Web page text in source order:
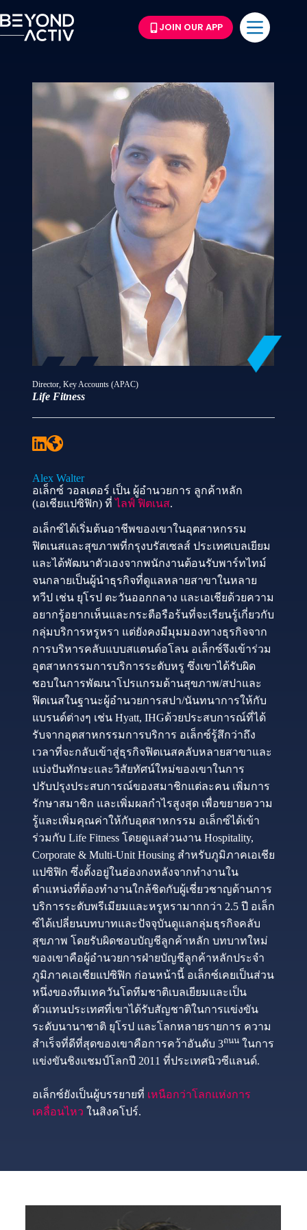
JOIN OUR APP
Director, Key Accounts (APAC)
Life Fitness
Alex Walter
อเล็กซ์ วอลเตอร์ เป็น ผู้อำนวยการ ลูกค้าหลัก
(เอเชียแปซิฟิก) ที่ไลฟ์ ฟิตเนส.
อเล็กซ์ได้เริ่มต้นอาชีพของเขาในอุตสาหกรรม
ฟิตเนสและสุขภาพที่กรุงบรัสเซลส์ ประเทศเบลเยียม
และได้พัฒนาตัวเองจากพนักงานต้อนรับพาร์ทไทม์
จนกลายเป็นผู้นำธุรกิจที่ดูแลหลายสาขาในหลาย
ทวีป เช่น ยุโรป ตะวันออกกลาง และเอเชียด้วยความ
อยากรู้อยากเห็นและกระตือรือร้นที่จะเรียนรู้เกี่ยวกับ
กลุ่มบริการหรูหรา แต่ยังคงมีมุมมองทางธุรกิจจาก
การบริหารคลับแบบสแตนด์อโลน อเล็กซ์จึงเข้าร่วม
อุตสาหกรรมการบริการระดับหรู ซึ่งเขาได้รับผิด
ชอบในการพัฒนาโปรแกรมด้านสุขภาพ/สปาและ
ฟิตเนสในฐานะผู้อำนวยการสปา/นันทนาการให้กับ
แบรนด์ต่างๆ เช่น Hyatt, IHGด้วยประสบการณ์ที่ได้
รับจากอุตสาหกรรมการบริการ อเล็กซ์รู้สึกว่าถึง
เวลาที่จะกลับเข้าสู่ธุรกิจฟิตเนสคลับหลายสาขาและ
แบ่งปันทักษะและวิสัยทัศน์ใหม่ของเขาในการ
ปรับปรุงประสบการณ์ของสมาชิกแต่ละคน เพิ่มการ
รักษาสมาชิก และเพิ่มผลกำไรสูงสุด เพื่อขยายความ
รู้และเพิ่มคุณค่าให้กับอุตสาหกรรม อเล็กซ์ได้เข้า
ร่วมกับ Life Fitness โดยดูแลส่วนงาน Hospitality,
Corporate & Multi-Unit Housing สำหรับภูมิภาคเอเชีย
แปซิฟิก ซึ่งตั้งอยู่ในฮ่องกงหลังจากทำงานใน
ตำแหน่งที่ต้องทำงานใกล้ชิดกับผู้เชี่ยวชาญด้านการ
บริการระดับพรีเมียมและหรูหรามากกว่า 2.5 ปี อเล็ก
ซ์ได้เปลี่ยนบทบาทและปัจจุบันดูแลกลุ่มธุรกิจคลับ
สุขภาพ โดยรับผิดชอบบัญชีลูกค้าหลัก บทบาทใหม่
ของเขาคือผู้อำนวยการฝ่ายบัญชีลูกค้าหลักประจำ
ภูมิภาคเอเชียแปซิฟิก ก่อนหน้านี้ อเล็กซ์เคยเป็นส่วน
หนึ่งของทีมเทควันโดทีมชาติเบลเยียมและเป็น
ตัวแทนประเทศที่เขาได้รับสัญชาติในการแข่งขัน
ระดับนานาชาติ ยุโรป และโลกหลายรายการ ความ
สำเร็จที่ดีที่สุดของเขาคือการคว้าอันดับ 3ถนนในการ
แข่งขันชิงแชมป์โลกปี 2011 ที่ประเทศนิวซีแลนด์.
อเล็กซ์ยังเป็นผู้บรรยายที่ เหนือกว่าโลกแห่งการ
เคลื่อนไหว ในสิงคโปร์.